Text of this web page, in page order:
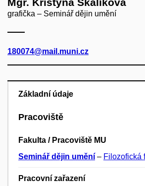
grafička – Seminář dějin umění
180074@mail.muni.cz
Základní údaje
Pracoviště
Fakulta / Pracoviště MU
Seminář dějin umění – Filozofická
Pracovní zařazení